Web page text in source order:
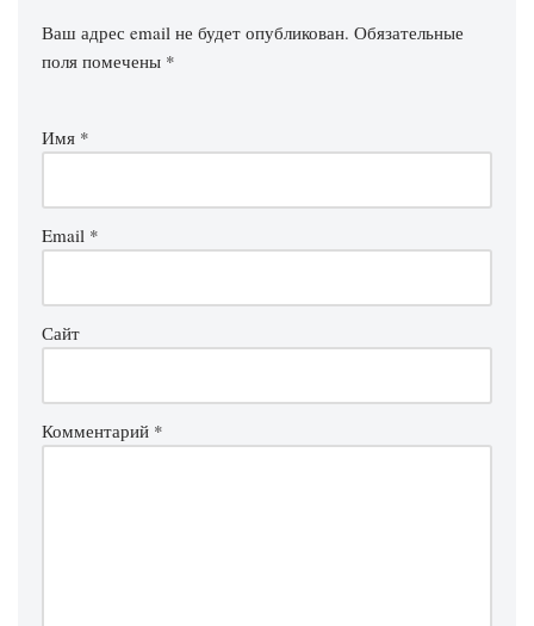
Ваш адрес email не будет опубликован. Обязательные
поля помечены *
Имя *
Email *
Сайт
Комментарий *